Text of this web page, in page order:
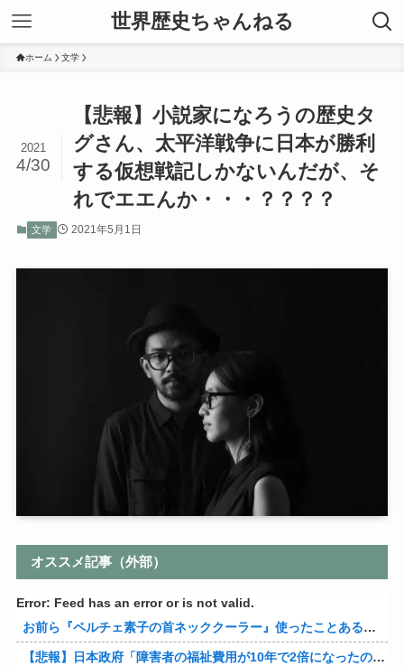
世界歴史ちゃんねる
ホーム 文学
【悲報】小説家になろうの歴史タ
グさん、太平洋戦争に日本が勝利
する仮想戦記しかないんだが、そ
れでエエんか・・・？？？？
2021
4/30
文学 2021年5月1日
オススメ記事（外部）
Error: Feed has an error or is not valid.
お前ら『ペルチェ素子の首ネッククーラー』使ったことあるか？
【悲報】日本政府「障害者の福祉費用が10年で2倍になったので抑制します」